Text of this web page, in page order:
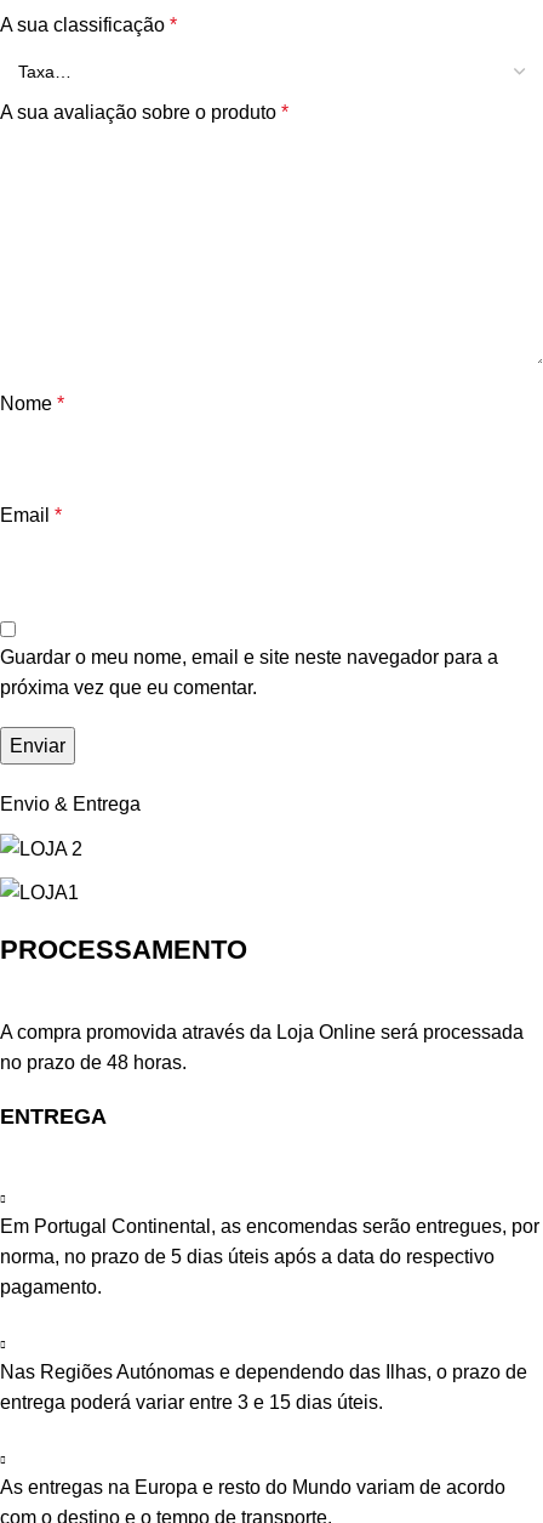
A sua classificação *
A sua avaliação sobre o produto *
Nome *
Email *
Guardar o meu nome, email e site neste navegador para a
próxima vez que eu comentar.
Envio & Entrega
PROCESSAMENTO
A compra promovida através da Loja Online será processada
no prazo de 48 horas.
ENTREGA
Em Portugal Continental, as encomendas serão entregues, por
norma, no prazo de 5 dias úteis após a data do respectivo
pagamento.
Nas Regiões Autónomas e dependendo das Ilhas, o prazo de
entrega poderá variar entre 3 e 15 dias úteis.
As entregas na Europa e resto do Mundo variam de acordo
com o destino e o tempo de transporte.